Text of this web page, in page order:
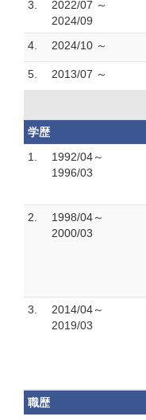
3.
2022/07 ～
2024/09
4. 2024/10 ～
5. 2013/07 ～
学歴
1.
1992/04～
1996/03
2.
1998/04～
2000/03
3.
2014/04～
2019/03
職歴